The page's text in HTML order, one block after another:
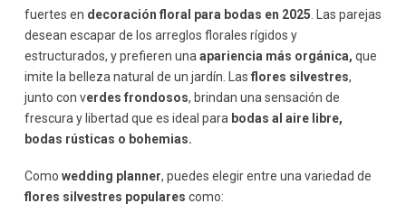
fuertes en decoración floral para bodas en 2025 . Las parejas
desean escapar de los arreglos florales rígidos y
estructurados, y prefieren una apariencia más orgánica, que
imite la belleza natural de un jardín. Las flores silvestres,
junto con verdes frondosos, brindan una sensación de
frescura y libertad que es ideal para bodas al aire libre,
bodas rústicas o bohemias.
Como wedding planner, puedes elegir entre una variedad de
flores silvestres populares como: